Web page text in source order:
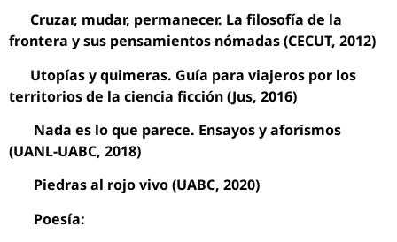
Cruzar, mudar, permanecer. La filosofía de la
frontera y sus pensamientos nómadas (CECUT, 2012)
Utopías y quimeras. Guía para viajeros por los
territorios de la ciencia ficción (Jus, 2016)
Nada es lo que parece. Ensayos y aforismos
(UANL-UABC, 2018)
Piedras al rojo vivo (UABC, 2020)
Poesía: